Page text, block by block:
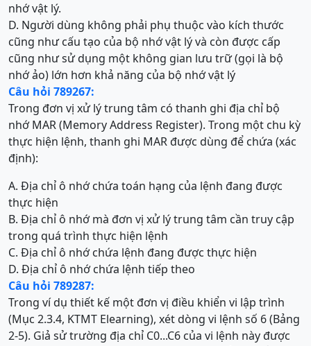
nhớ vật lý.
D. Người dùng không phải phụ thuộc vào kích thước
cũng như cấu tạo của bộ nhớ vật lý và còn được cấp
cũng như sử dụng một không gian lưu trữ (gọi là bộ
nhớ ảo) lớn hơn khả năng của bộ nhớ vật lý
Câu hỏi 789267:
Trong đơn vị xử lý trung tâm có thanh ghi địa chỉ bộ
nhớ MAR (Memory Address Register). Trong một chu kỳ
thực hiện lệnh, thanh ghi MAR được dùng để chứa (xác
định):
A. Địa chỉ ô nhớ chứa toán hạng của lệnh đang được
thực hiện
B. Địa chỉ ô nhớ mà đơn vị xử lý trung tâm cần truy cập
trong quá trình thực hiện lệnh
C. Địa chỉ ô nhớ chứa lệnh đang được thực hiện
D. Địa chỉ ô nhớ chứa lệnh tiếp theo
Câu hỏi 789287:
Trong ví dụ thiết kế một đơn vị điều khiển vi lập trình
(Mục 2.3.4, KTMT Elearning), xét dòng vi lệnh số 6 (Bảng
2-5). Giả sử trường địa chỉ C0...C6 của vi lệnh này được